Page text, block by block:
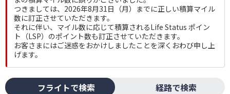
つきましては、2026年8月31日（月）までに正しい積算マイル
数に訂正させていただきます。
それに伴い、マイル数に応じて積算されるLife Status ポイン
ト（LSP）のポイント数も訂正させていただきます。
お客さまにはご迷惑をおかけしましたことを深くおわび申し上
げます。
フライトで検索 経路で検索